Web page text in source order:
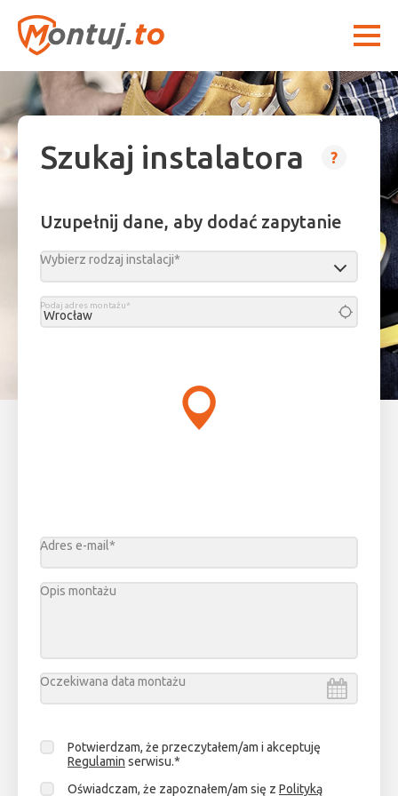
Szukaj instalatora ?
Uzupełnij dane, aby dodać zapytanie
Wybierz rodzaj instalacji*
Podaj adres montażu*
Adres e-mail*
Opis montażu
Oczekiwana data montażu
pn. wt. śr. cz. pt. sob. niedz.
27 28 29 30 31 1
Potwierdzam, że przeczytałem/am i akceptuję
Regulamin serwisu.*
Oświadczam, że zapoznałem/am się z Polityką